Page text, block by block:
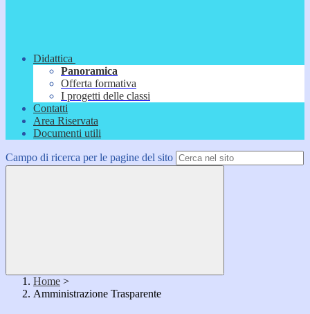
Didattica
Panoramica
Offerta formativa
I progetti delle classi
Contatti
Area Riservata
Documenti utili
Campo di ricerca per le pagine del sito
Home >
Amministrazione Trasparente